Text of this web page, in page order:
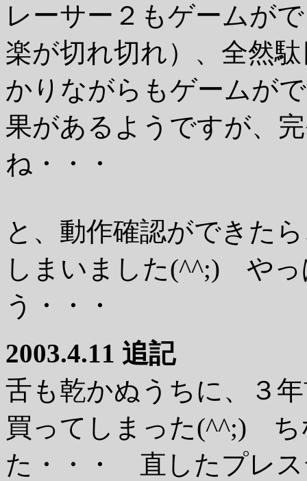
レーサー２もゲームが
楽が切れ切れ）、全然
かりながらもゲームが
果があるようですが、
ね・・・
と、動作確認ができた
しまいました(^^;) やっ
う・・・
2003.4.11 追記
舌も乾かぬうちに、３
買ってしまった(^^;) ち
た・・・ 直したプレス